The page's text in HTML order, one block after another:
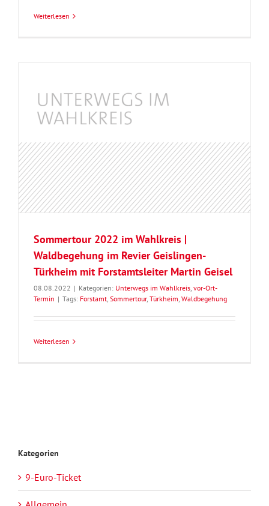
Weiterlesen
Sommertour 2022 im Wahlkreis |
Waldbegehung im Revier Geislingen-
Türkheim mit Forstamtsleiter Martin Geisel
08.08.2022 | Kategorien: Unterwegs im Wahlkreis, vor-Ort-
Termin | Tags: Forstamt, Sommertour, Türkheim, Waldbegehung
Weiterlesen
Kategorien
9-Euro-Ticket